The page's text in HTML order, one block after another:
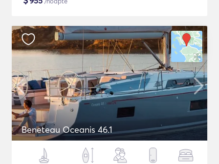
Beneteau Oceanis 46.1